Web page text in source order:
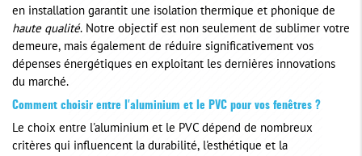
en installation garantit une isolation thermique et phonique de
haute qualité. Notre objectif est non seulement de sublimer votre
demeure, mais également de réduire significativement vos
dépenses énergétiques en exploitant les dernières innovations
du marché.
Comment choisir entre l'aluminium et le PVC pour vos fenêtres ?
Le choix entre l'aluminium et le PVC dépend de nombreux
critères qui influencent la durabilité, l'esthétique et la